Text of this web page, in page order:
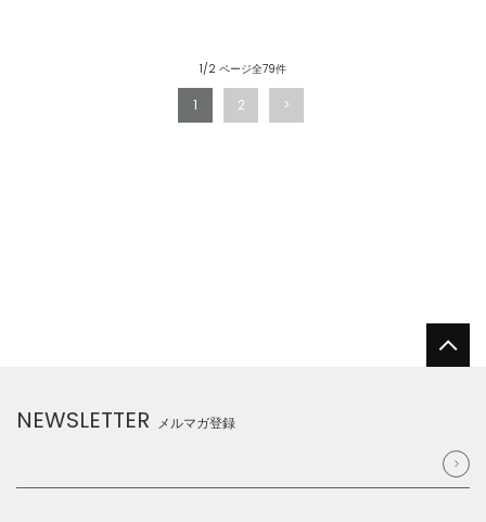
1/2 ページ全79件
1 2
NEWSLETTER メルマガ登録